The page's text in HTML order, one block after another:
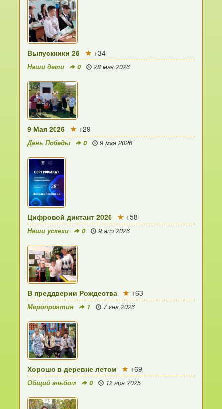
Выпускники 26 +34
Наши дети 0 28 мая 2026
9 Мая 2026 +29
День Победы 0 9 мая 2026
Цифровой диктант 2026 +58
Наши успехи 0 9 апр 2026
В преддверии Рождества +63
Мероприятия 1 7 янв 2026
Хорошо в деревне летом +69
Общий альбом 0 12 ноя 2025